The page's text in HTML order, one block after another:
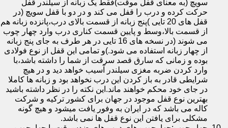
سویچ (به معنای قفل موقت)فقط یک زبانه از سیلندر قفل
حرکت کرده و درب را قفل می کند و در دو با قفل سویچ (در
قفل های 20 تایی )پنج زبانه از قسمت بالای درب،پانزده زبانه هم
از قسمت بالا،وسط و پایین قسمت کناری درب وارد چهار چوب
می شوند (در نسخه های 16 تایی در هر طرف به جای پنج زبانه
از چهار زبانه استفاده می شود.)و تمامی این قفل از نوع فولادی
بوده و زمانی که سارق قصد سرقت از شما را داشته باشد،با
وارد کردن ضربه مغزی سیلندر آسیب خواهد دید و در هیچ
شرایطی قادر به باز کردن این درب نخواهد بود و زبانه ها کاملا
در جای خود محکم خواهند ماند.این نکته را در نظر داشته باشید
بهترین نوع قفل موجود در جهان برای کشور ترکیه و شرکت
کاله می باشد که در ایران به وفور یافت میشود و هیچ گونه
مشکلی برای یافتن این نوع قفل ها نمی باشد.